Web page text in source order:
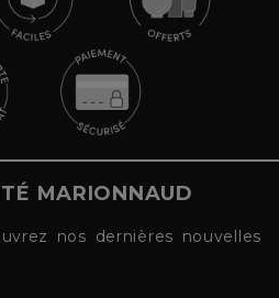
MARIONNAUD
nos dernières nouvelles